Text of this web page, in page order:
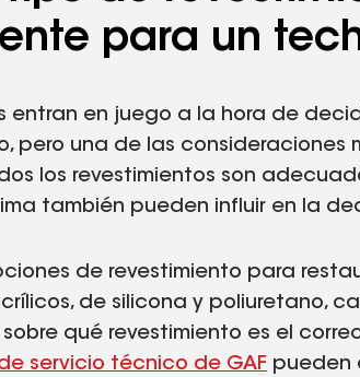
para un
entran en juego a la hora de
pero una de las consideraciones
los revestimientos son
también pueden influir en la
de revestimiento para
de silicona y poliuretano,
qué revestimiento es el
servicio técnico de GAF pueden